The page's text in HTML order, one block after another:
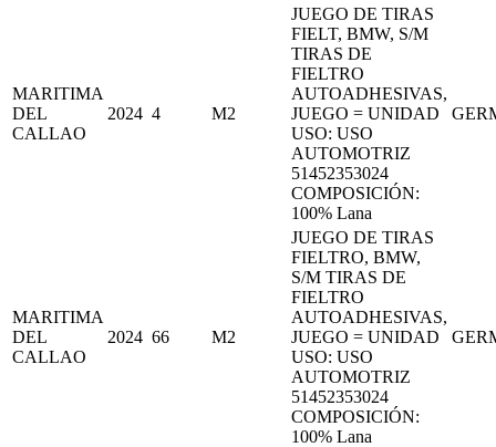
MARITIMA
DEL
CALLAO
2024 4 M2
JUEGO DE TIRAS
FIELT, BMW, S/M
TIRAS DE
FIELTRO
AUTOADHESIVAS,
JUEGO = UNIDAD
USO: USO
AUTOMOTRIZ
51452353024
COMPOSICIÓN:
100% Lana
MARITIMA
DEL
CALLAO
2024 66 M2
JUEGO DE TIRAS
FIELTRO, BMW,
S/M TIRAS DE
FIELTRO
AUTOADHESIVAS,
JUEGO = UNIDAD
USO: USO
AUTOMOTRIZ
51452353024
COMPOSICIÓN:
100% Lana